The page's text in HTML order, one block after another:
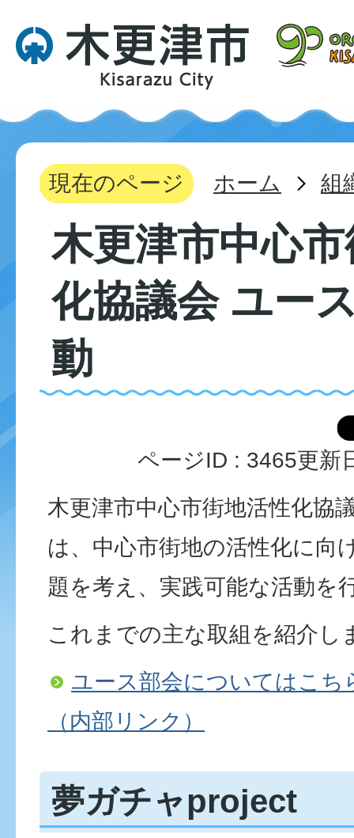
現在のページ ホーム 組
木更津市中心
化協議会 ユー
動
ページID : 3465更新
木更津市中心市街地活性化協
は、中心市街地の活性化に向
題を考え、実践可能な活動を
これまでの主な取組を紹介し
ユース部会についてはこち
（内部リンク）
夢ガチャproject